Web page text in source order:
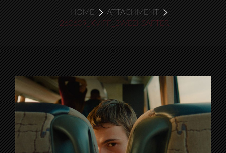
HOME
ATTACHMENT
260609_KVIFF_3WEEKSAFTER